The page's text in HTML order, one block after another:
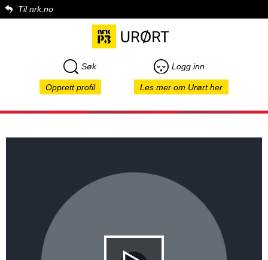
Til nrk.no
Søk Logg inn
Opprett profil Les mer om Urørt her